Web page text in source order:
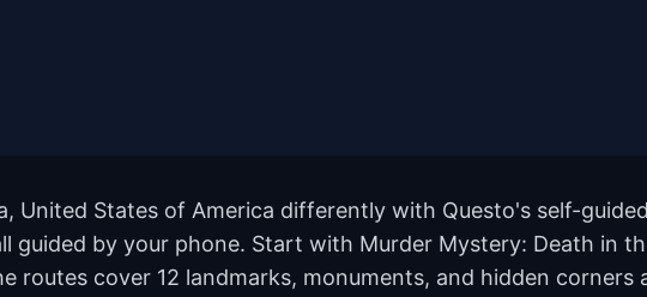
United States of America differently with Questo's self-
guided by your phone. Start with Murder Mystery: Death in
routes cover 12 landmarks, monuments, and hidden